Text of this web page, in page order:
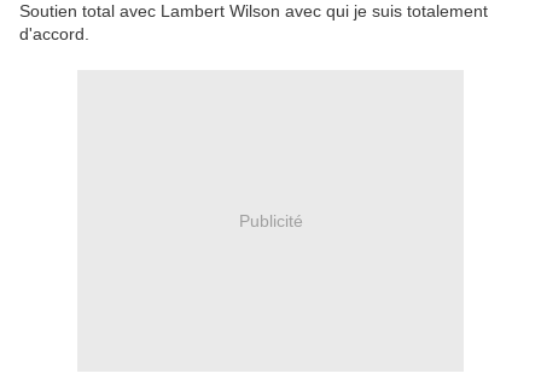
Soutien total avec Lambert Wilson avec qui je suis totalement
d'accord.
Publicité